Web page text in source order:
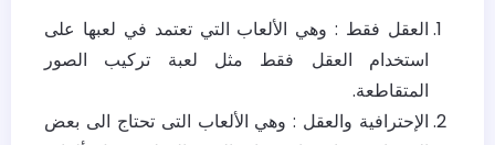
العقل فقط : وهي الألعاب التي تعتمد في لعبها على
استخدام العقل فقط مثل لعبة تركيب الصور
المتقاطعة.
الإحترافية والعقل : وهي الألعاب التى تحتاج الى بعض